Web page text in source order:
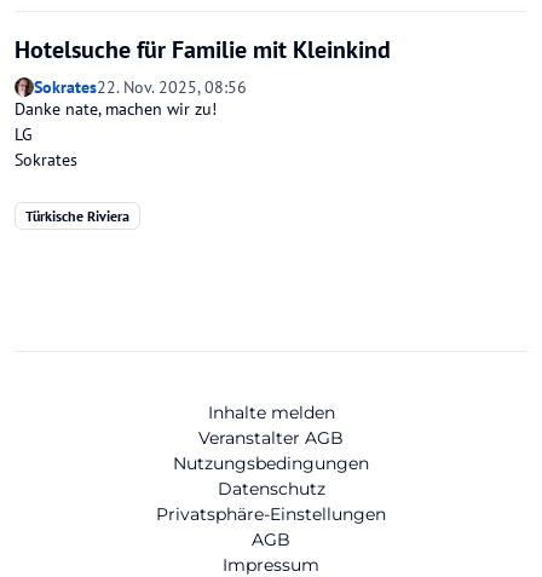
Hotelsuche für Familie mit Kleinkind
Sokrates22. Nov. 2025, 08:56
Danke nate, machen wir zu!
LG
Sokrates
Türkische Riviera
Inhalte melden
Veranstalter AGB
Nutzungsbedingungen
Datenschutz
Privatsphäre-Einstellungen
AGB
Impressum